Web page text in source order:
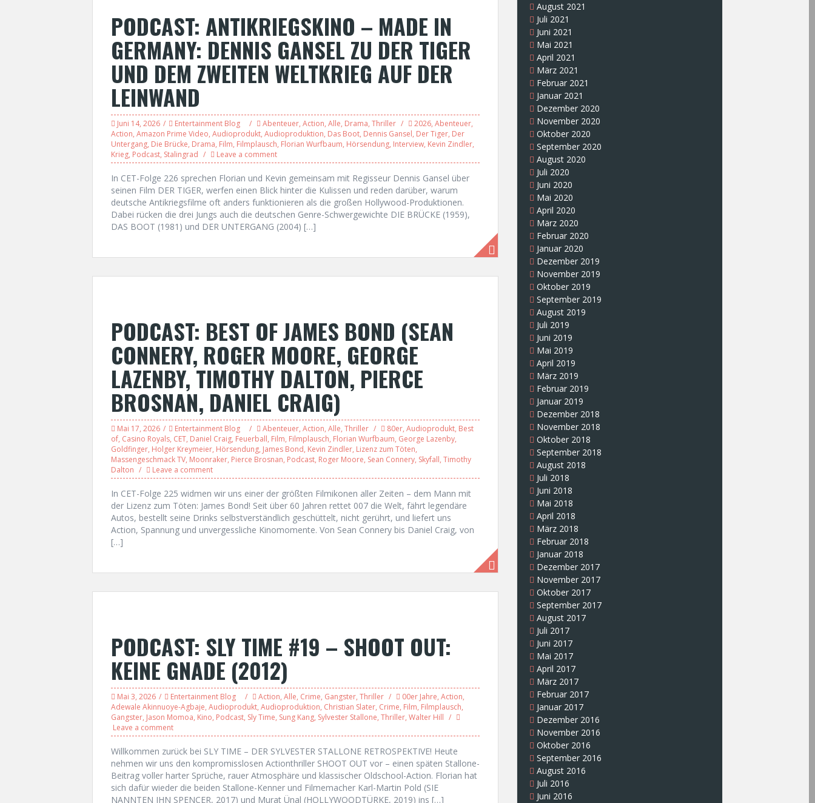
PODCAST: ANTIKRIEGSKINO – MADE IN
GERMANY: DENNIS GANSEL ZU DER TIGER
UND DEM ZWEITEN WELTKRIEG AUF DER
LEINWAND
Juni 14, 2026 Entertainment Blog Abenteuer, Action, Alle, Drama, Thriller 2026, Abenteuer,
Action, Amazon Prime Video, Audioprodukt, Audioproduktion, Das Boot, Dennis Gansel, Der Tiger, Der
Untergang, Die Brücke, Drama, Film, Filmplausch, Florian Wurfbaum, Hörsendung, Interview, Kevin Zindler,
Krieg, Podcast, Stalingrad Leave a comment
In CET-Folge 226 sprechen Florian und Kevin gemeinsam mit Regisseur Dennis Gansel über
seinen Film DER TIGER, werfen einen Blick hinter die Kulissen und reden darüber, warum
deutsche Antikriegsfilme oft anders funktionieren als die großen Hollywood-Produktionen.
Dabei rücken die drei Jungs auch die deutschen Genre-Schwergewichte DIE BRÜCKE (1959),
DAS BOOT (1981) und DER UNTERGANG (2004) […]
PODCAST: BEST OF JAMES BOND (SEAN
CONNERY, ROGER MOORE, GEORGE
LAZENBY, TIMOTHY DALTON, PIERCE
BROSNAN, DANIEL CRAIG)
Mai 17, 2026 Entertainment Blog Abenteuer, Action, Alle, Thriller 80er, Audioprodukt, Best
of, Casino Royals, CET, Daniel Craig, Feuerball, Film, Filmplausch, Florian Wurfbaum, George Lazenby,
Goldfinger, Holger Kreymeier, Hörsendung, James Bond, Kevin Zindler, Lizenz zum Töten,
Massengeschmack TV, Moonraker, Pierce Brosnan, Podcast, Roger Moore, Sean Connery, Skyfall, Timothy
Dalton
Leave a comment
In CET-Folge 225 widmen wir uns einer der größten Filmikonen aller Zeiten – dem Mann mit
der Lizenz zum Töten: James Bond! Seit über 60 Jahren rettet 007 die Welt, fährt legendäre
Autos, bestellt seine Drinks selbstverständlich geschüttelt, nicht gerührt, und liefert uns
Action, Spannung und unvergessliche Kinomomente. Von Sean Connery bis Daniel Craig, von
[…]
PODCAST: SLY TIME #19 – SHOOT OUT:
KEINE GNADE (2012)
Mai 3, 2026 Entertainment Blog Action, Alle, Crime, Gangster, Thriller 00er Jahre, Action,
Adewale Akinnuoye-Agbaje, Audioprodukt, Audioproduktion, Christian Slater, Crime, Film, Filmplausch,
Gangster, Jason Momoa, Kino, Podcast, Sly Time, Sung Kang, Sylvester Stallone, Thriller, Walter Hill
Leave a comment
Willkommen zurück bei SLY TIME – DER SYLVESTER STALLONE RETROSPEKTIVE! Heute
nehmen wir uns den kompromisslosen Actionthriller SHOOT OUT vor – einen späten Stallone-
Beitrag voller harter Sprüche, rauer Atmosphäre und klassischer Oldschool-Action. Florian hat
sich dafür wieder die beiden Stallone-Kenner und Filmemacher Karl-Martin Pold (SIE
NANNTEN IHN SPENCER, 2017) und Murat Ünal (HOLLYWOODTÜRKE, 2019) ins […]
August 2021
Juli 2021
Juni 2021
Mai 2021
April 2021
März 2021
Februar 2021
Januar 2021
Dezember 2020
November 2020
Oktober 2020
September 2020
August 2020
Juli 2020
Juni 2020
Mai 2020
April 2020
März 2020
Februar 2020
Januar 2020
Dezember 2019
November 2019
Oktober 2019
September 2019
August 2019
Juli 2019
Juni 2019
Mai 2019
April 2019
März 2019
Februar 2019
Januar 2019
Dezember 2018
November 2018
Oktober 2018
September 2018
August 2018
Juli 2018
Juni 2018
Mai 2018
April 2018
März 2018
Februar 2018
Januar 2018
Dezember 2017
November 2017
Oktober 2017
September 2017
August 2017
Juli 2017
Juni 2017
Mai 2017
April 2017
März 2017
Februar 2017
Januar 2017
Dezember 2016
November 2016
Oktober 2016
September 2016
August 2016
Juli 2016
Juni 2016